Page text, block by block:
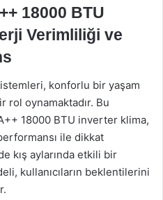
18000 BTU
Verimliliği ve
konforlu bir yaşam
rol oynamaktadır. Bu
18000 BTU inverter klima,
ile dikkat
kış aylarında etkili bir
kullanıcıların beklentilerini